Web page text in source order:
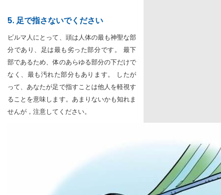
5. 足で指さないでください
ビルマ人にとって、頭は人体の最も神聖な部
分であり、足は最も劣った部分です。 最下
部であるため、体のあらゆる部分の下だけで
なく、最も汚れた部分もあります。 したが
って、あなたが足で指すことは他人を軽視す
ることを意味します。あまりないかも知れま
せんが，注意してください。